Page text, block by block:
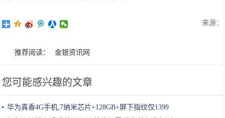
来源：
推荐阅读： 金银资讯网
您可能感兴趣的文章
华为真香4G手机,7纳米芯片+128GB+屏下指纹仅1399